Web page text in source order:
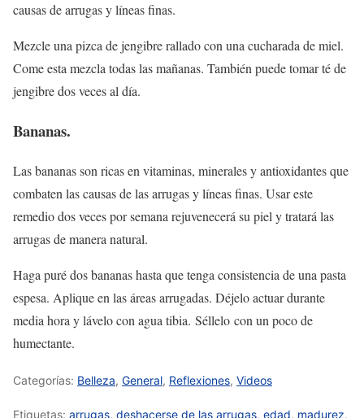
causas de arrugas y líneas finas.
Mezcle una pizca de jengibre rallado con una cucharada de miel.
Come esta mezcla todas las mañanas. También puede tomar té de
jengibre dos veces al día.
Bananas.
Las bananas son ricas en vitaminas, minerales y antioxidantes que
combaten las causas de las arrugas y líneas finas. Usar este
remedio dos veces por semana rejuvenecerá su piel y tratará las
arrugas de manera natural.
Haga puré dos bananas hasta que tenga consistencia de una pasta
espesa. Aplique en las áreas arrugadas. Déjelo actuar durante
media hora y lávelo con agua tibia. Séllelo con un poco de
humectante.
Categorías: Belleza, General, Reflexiones, Videos
Etiquetas: arrugas, deshacerse de las arrugas, edad, madurez,